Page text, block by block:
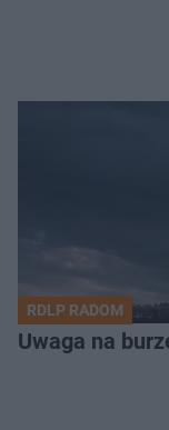
RDLP RADOM
Uwaga na